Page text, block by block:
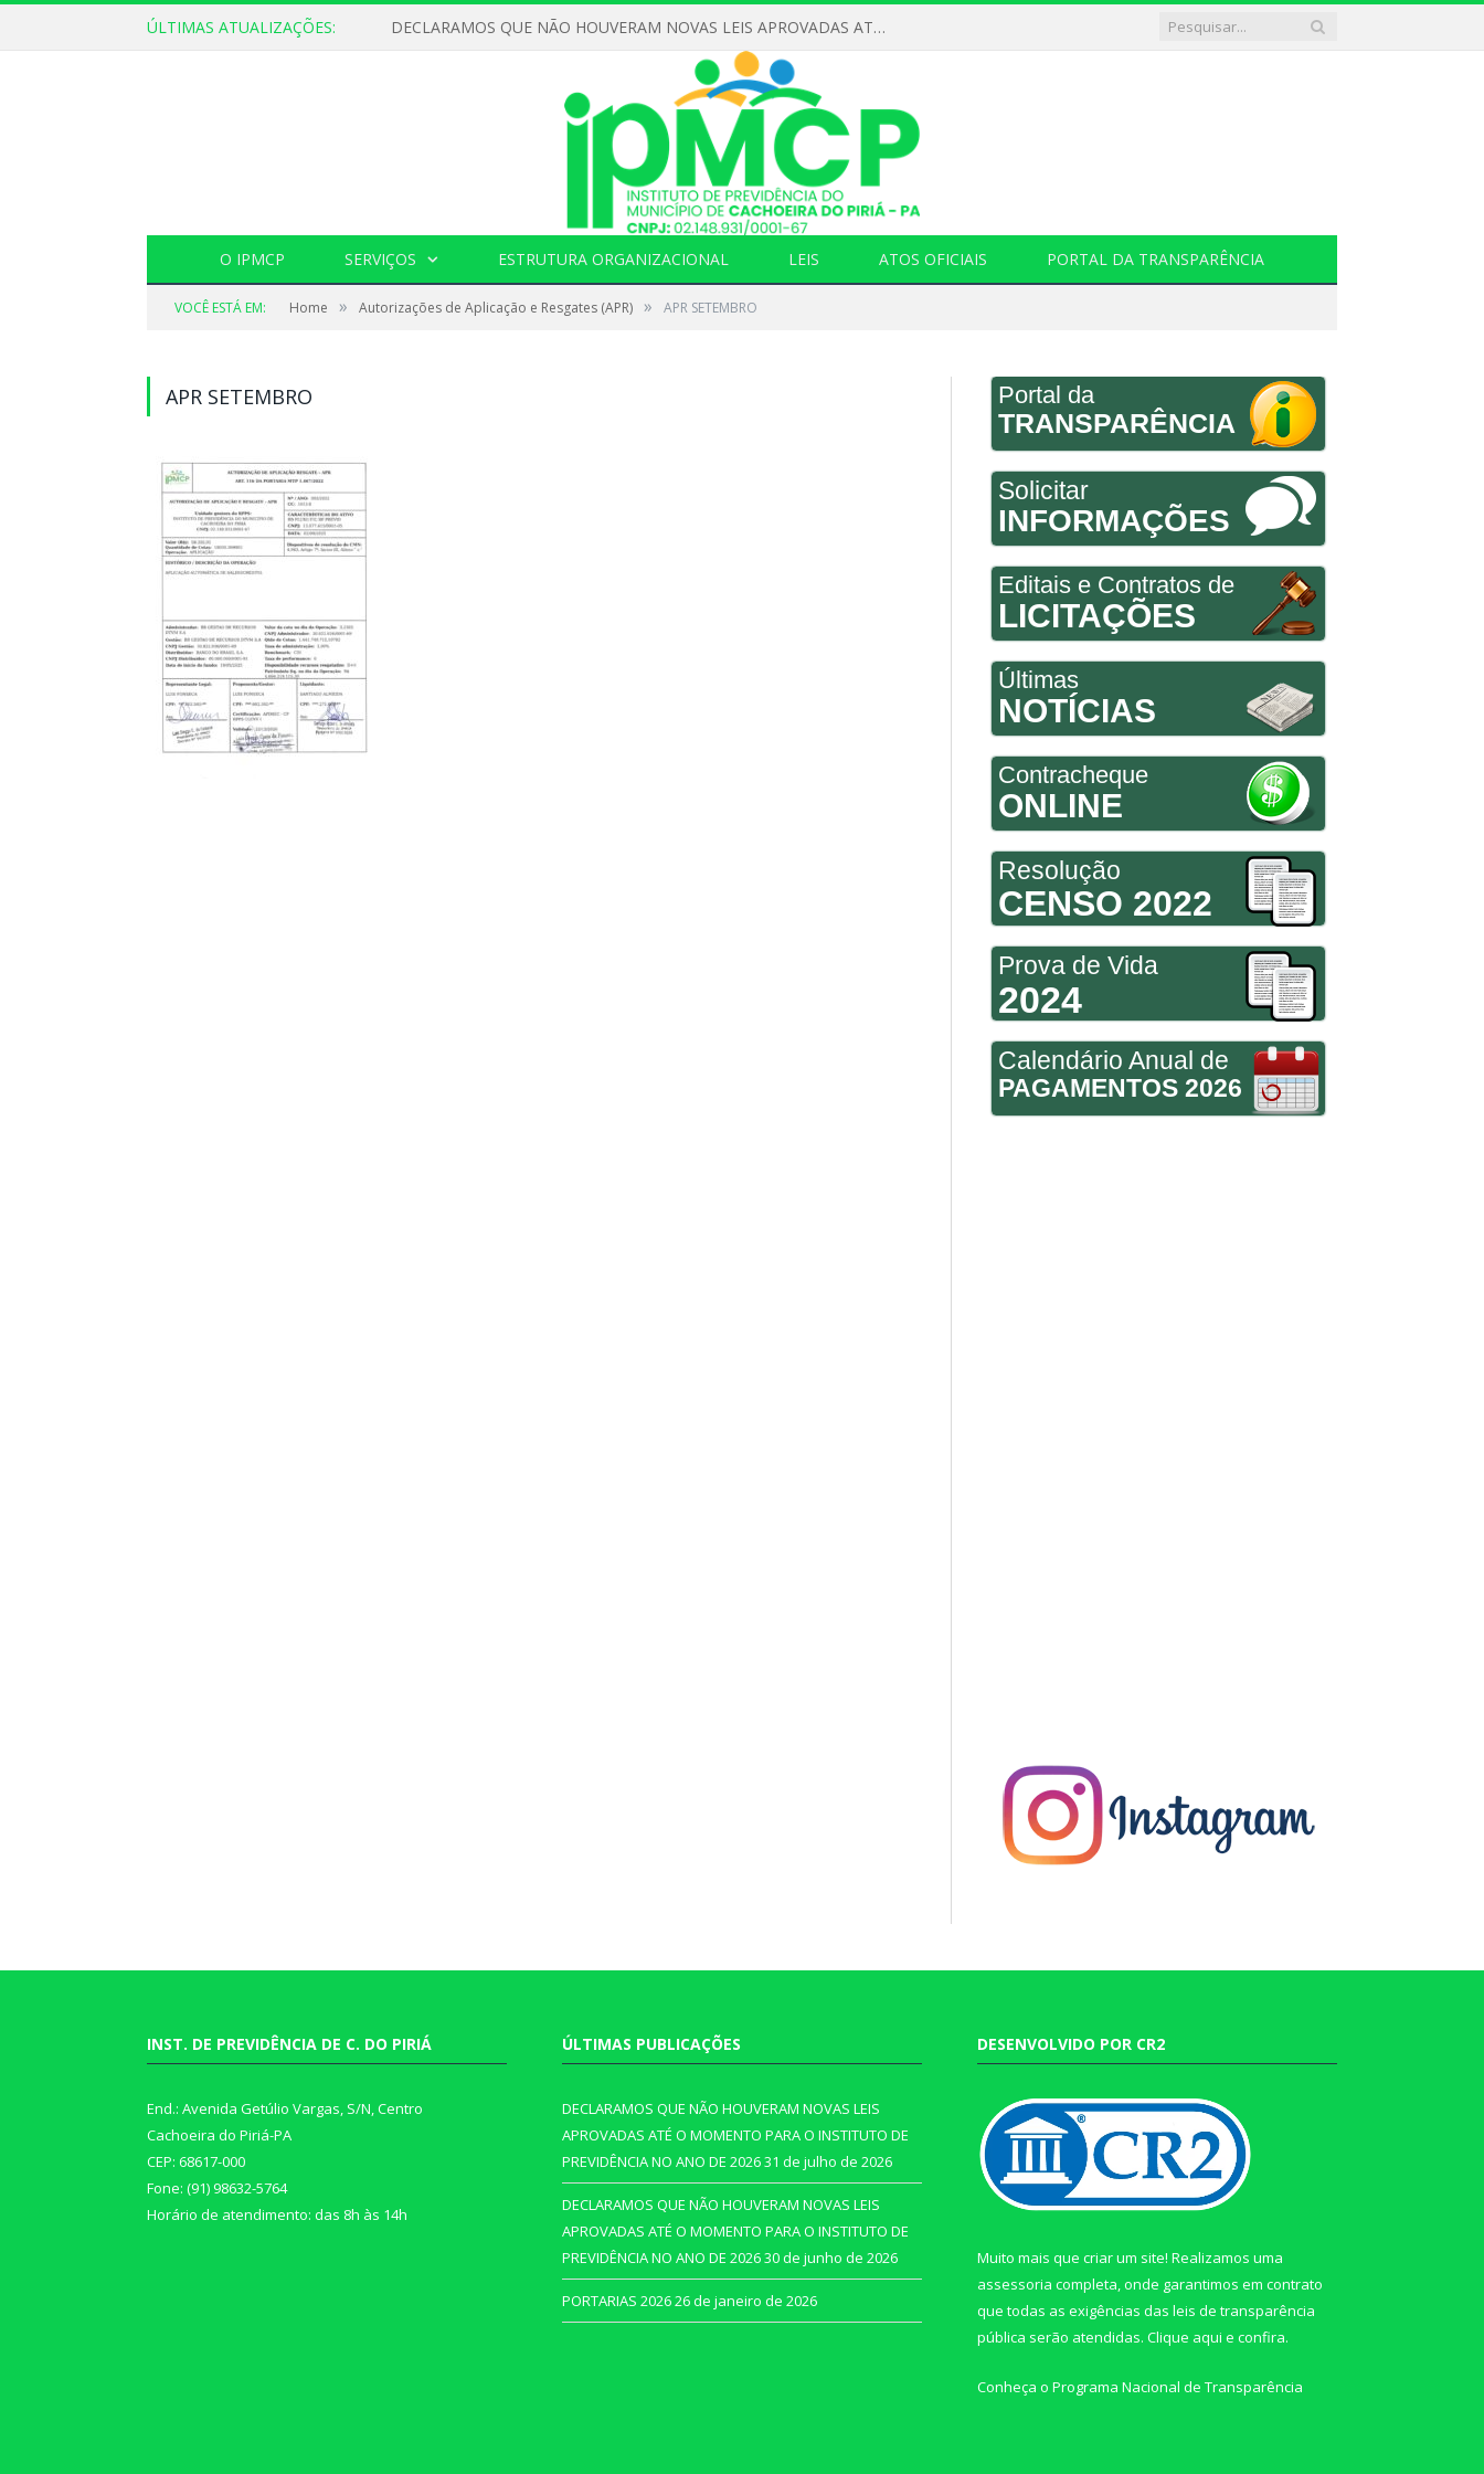
ÚLTIMAS ATUALIZAÇÕES: DECLARAMOS QUE NÃO HOUVERAM NOVAS LEIS APROVADAS ATÉ O MOMENTO PARA O INSTITUTO DE PREVIDÊNCIA NO ANO DE 2026
O IPMCP SERVIÇOS ESTRUTURA ORGANIZACIONAL LEIS ATOS OFICIAIS PORTAL DA TRANSPARÊNCIA
VOCÊ ESTÁ EM: Home » Autorizações de Aplicação e Resgates (APR) » APR SETEMBRO
APR SETEMBRO Portal da
TRANSPARÊNCIA
Solicitar
INFORMAÇÕES
Editais e Contratos de
LICITAÇÕES
Últimas
NOTÍCIAS
Contracheque
ONLINE
Resolução
CENSO 2022
Prova de Vida
2024
Calendário Anual de
PAGAMENTOS 2026
INST. DE PREVIDÊNCIA DE C. DO PIRIÁ
End.: Avenida Getúlio Vargas, S/N, Centro
Cachoeira do Piriá-PA
CEP: 68617-000
Fone: (91) 98632-5764
Horário de atendimento: das 8h às 14h
ÚLTIMAS PUBLICAÇÕES
DECLARAMOS QUE NÃO HOUVERAM NOVAS LEIS
APROVADAS ATÉ O MOMENTO PARA O INSTITUTO DE
PREVIDÊNCIA NO ANO DE 202631 de julho de 2026
DECLARAMOS QUE NÃO HOUVERAM NOVAS LEIS
APROVADAS ATÉ O MOMENTO PARA O INSTITUTO DE
PREVIDÊNCIA NO ANO DE 202630 de junho de 2026
PORTARIAS 202626 de janeiro de 2026
DESENVOLVIDO POR CR2
Muito mais que criar um site! Realizamos uma
assessoria completa, onde garantimos em contrato
que todas as exigências das leis de transparência
pública serão atendidas. Clique aqui e confira.
Conheça o Programa Nacional de Transparência